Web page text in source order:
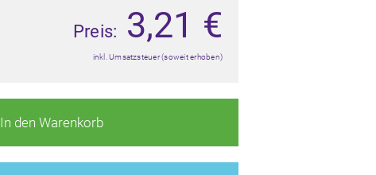
Preis: 3,21 €
inkl. Umsatzsteuer (soweit erhoben)
In den Warenkorb